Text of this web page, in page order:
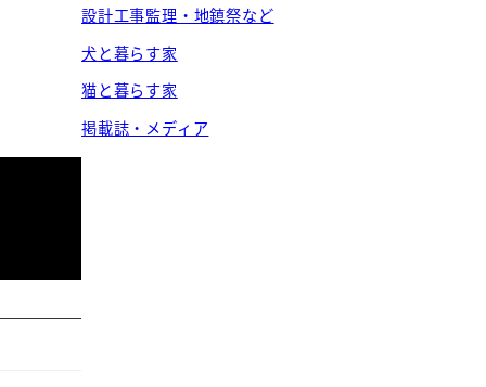
設計工事監理・地鎮祭など
犬と暮らす家
猫と暮らす家
掲載誌・メディア